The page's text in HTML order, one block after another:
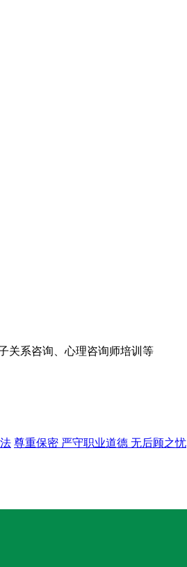
关系咨询、心理咨询师培训等
尊重保密 严守职业道德 无后顾之忧